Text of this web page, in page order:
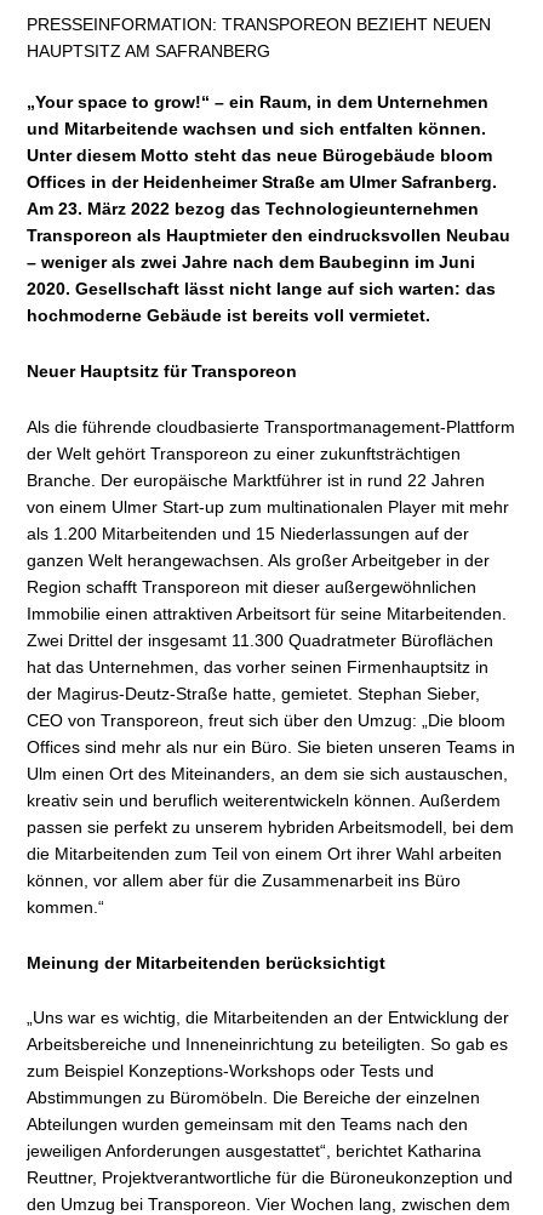
PRESSEINFORMATION: TRANSPOREON BEZIEHT NEUEN
HAUPTSITZ AM SAFRANBERG
„Your space to grow!“ – ein Raum, in dem Unternehmen
und Mitarbeitende wachsen und sich entfalten können.
Unter diesem Motto steht das neue Bürogebäude bloom
Offices in der Heidenheimer Straße am Ulmer Safranberg.
Am 23. März 2022 bezog das Technologieunternehmen
Transporeon als Hauptmieter den eindrucksvollen Neubau
– weniger als zwei Jahre nach dem Baubeginn im Juni
2020. Gesellschaft lässt nicht lange auf sich warten: das
hochmoderne Gebäude ist bereits voll vermietet.
Neuer Hauptsitz für Transporeon
Als die führende cloudbasierte Transportmanagement-Plattform
der Welt gehört Transporeon zu einer zukunftsträchtigen
Branche. Der europäische Marktführer ist in rund 22 Jahren
von einem Ulmer Start-up zum multinationalen Player mit mehr
als 1.200 Mitarbeitenden und 15 Niederlassungen auf der
ganzen Welt herangewachsen. Als großer Arbeitgeber in der
Region schafft Transporeon mit dieser außergewöhnlichen
Immobilie einen attraktiven Arbeitsort für seine Mitarbeitenden.
Zwei Drittel der insgesamt 11.300 Quadratmeter Büroflächen
hat das Unternehmen, das vorher seinen Firmenhauptsitz in
der Magirus-Deutz-Straße hatte, gemietet. Stephan Sieber,
CEO von Transporeon, freut sich über den Umzug: „Die bloom
Offices sind mehr als nur ein Büro. Sie bieten unseren Teams in
Ulm einen Ort des Miteinanders, an dem sie sich austauschen,
kreativ sein und beruflich weiterentwickeln können. Außerdem
passen sie perfekt zu unserem hybriden Arbeitsmodell, bei dem
die Mitarbeitenden zum Teil von einem Ort ihrer Wahl arbeiten
können, vor allem aber für die Zusammenarbeit ins Büro
kommen.“
Meinung der Mitarbeitenden berücksichtigt
„Uns war es wichtig, die Mitarbeitenden an der Entwicklung der
Arbeitsbereiche und Inneneinrichtung zu beteiligten. So gab es
zum Beispiel Konzeptions-Workshops oder Tests und
Abstimmungen zu Büromöbeln. Die Bereiche der einzelnen
Abteilungen wurden gemeinsam mit den Teams nach den
jeweiligen Anforderungen ausgestattet“, berichtet Katharina
Reuttner, Projektverantwortliche für die Büroneukonzeption und
den Umzug bei Transporeon. Vier Wochen lang, zwischen dem